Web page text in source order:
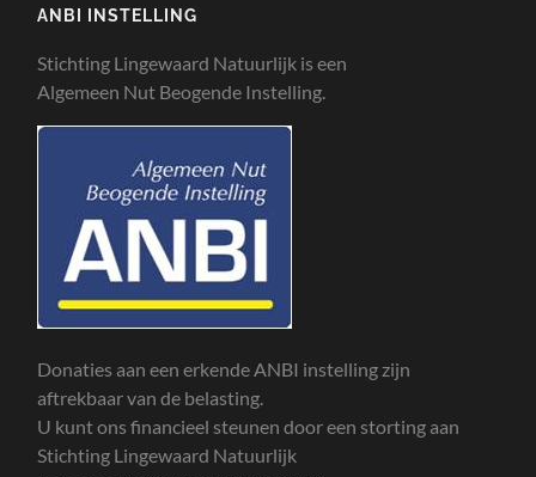
ANBI INSTELLING
Stichting Lingewaard Natuurlijk is een
Algemeen Nut Beogende Instelling.
Donaties aan een erkende ANBI instelling zijn
aftrekbaar van de belasting.
U kunt ons financieel steunen door een storting aan
Stichting Lingewaard Natuurlijk